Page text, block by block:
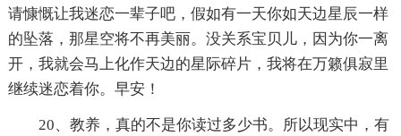
请慷慨让我迷恋一辈子吧，假如有一天你如天边星辰一样
的坠落，那星空将不再美丽。没关系宝贝儿，因为你一离
开，我就会马上化作天边的星际碎片，我将在万籁俱寂里
继续迷恋着你。早安！
20、教养，真的不是你读过多少书。所以现实中，有